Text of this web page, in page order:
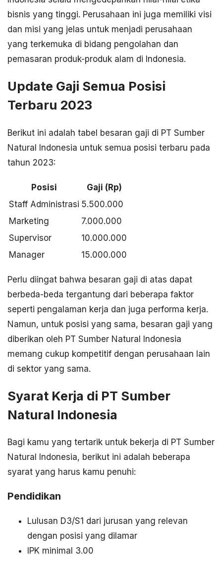
bisnis yang tinggi. Perusahaan ini juga memiliki visi
dan misi yang jelas untuk menjadi perusahaan
yang terkemuka di bidang pengolahan dan
pemasaran produk-produk alam di Indonesia.
Update Gaji Semua Posisi
Terbaru 2023
Berikut ini adalah tabel besaran gaji di PT Sumber
Natural Indonesia untuk semua posisi terbaru pada
tahun 2023:
Posisi
Gaji (Rp)
Staff Administrasi 5.500.000
Marketing
7.000.000
Supervisor
10.000.000
Manager
15.000.000
Perlu diingat bahwa besaran gaji di atas dapat
berbeda-beda tergantung dari beberapa faktor
seperti pengalaman kerja dan juga performa kerja.
Namun, untuk posisi yang sama, besaran gaji yang
diberikan oleh PT Sumber Natural Indonesia
memang cukup kompetitif dengan perusahaan lain
di sektor yang sama.
Syarat Kerja di PT Sumber
Natural Indonesia
Bagi kamu yang tertarik untuk bekerja di PT Sumber
Natural Indonesia, berikut ini adalah beberapa
syarat yang harus kamu penuhi:
Pendidikan
Lulusan D3/S1 dari jurusan yang relevan
dengan posisi yang dilamar
IPK minimal 3.00